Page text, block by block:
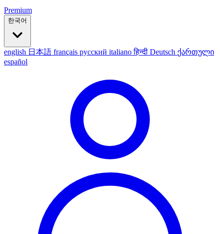
Premium
한국어
english 日本語 français русский italianoहिन्दी Deutsch ქართული
español